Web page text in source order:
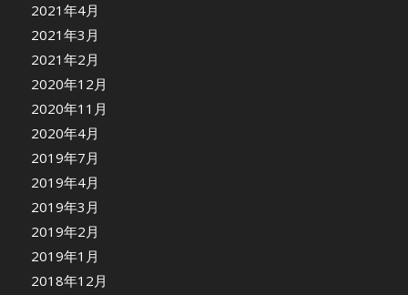
2021年4月
2021年3月
2021年2月
2020年12月
2020年11月
2020年4月
2019年7月
2019年4月
2019年3月
2019年2月
2019年1月
2018年12月